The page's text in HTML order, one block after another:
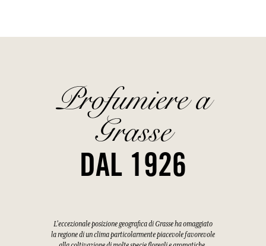
Profumiere a
Grasse
DAL 1926
L'eccezionale posizione geografica di Grasse ha omaggiato
la regione di un clima particolarmente piacevole favorevole